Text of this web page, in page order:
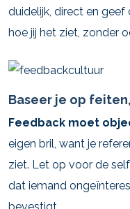
duidelijk, direct en
hoe jij het ziet, zonder
Baseer je op
Feedback moet
eigen bril, want je
ziet. Let op voor de
dat iemand